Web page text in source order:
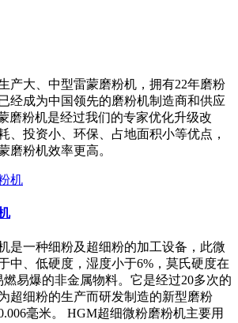
产大、中型雷蒙磨粉机，拥有22年磨粉
经成为中国领先的磨粉机制造商和供应
磨粉机是经过我们的专家优化升级改
、投资小、环保、占地面积小等优点，
磨粉机效率更高。
是一种细粉及超细粉的加工设备，此微
中、低硬度，湿度小于6%，莫氏硬度在
易爆的非金属物料。它是经过20多次的
超细粉的生产而研发制造的新型磨粉
毫米。 HGM超细微粉磨粉机主要用